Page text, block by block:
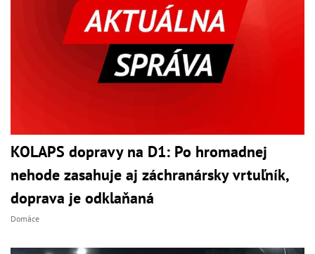
KOLAPS dopravy na D1: Po hromadnej
nehode zasahuje aj záchranársky vrtuľník,
doprava je odklaňaná
Domáce